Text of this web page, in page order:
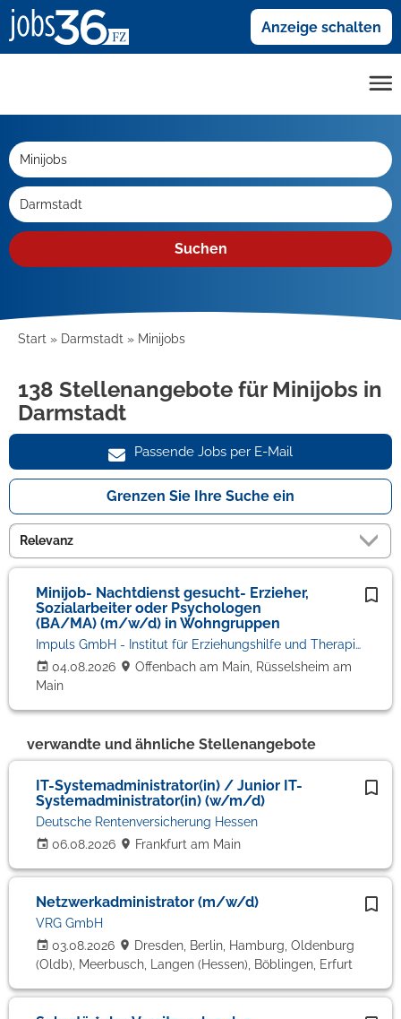
Anzeige schalten
Suchen
Start Darmstadt Minijobs
138 Stellenangebote für Minijobs in
Darmstadt
Passende Jobs per E-Mail
Grenzen Sie Ihre Suche ein
Minijob- Nachtdienst gesucht- Erzieher,
Sozialarbeiter oder Psychologen
(BA/MA) (m/w/d) in Wohngruppen
04.08.2026
Impuls GmbH - Institut für Erziehungshilfe und Therapie
Offenbach am Main, Rüsselsheim am
Main
verwandte und ähnliche Stellenangebote
IT-Systemadministrator(in) / Junior IT-
Systemadministrator(in) (w/m/d)
06.08.2026
Deutsche Rentenversicherung Hessen
Frankfurt am Main
Netzwerkadministrator (m/w/d)
03.08.2026
VRG GmbH
Dresden, Berlin, Hamburg, Oldenburg
(Oldb), Meerbusch, Langen (Hessen), Böblingen, Erfurt